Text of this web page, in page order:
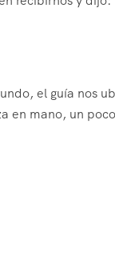
el guía nos
en mano, un